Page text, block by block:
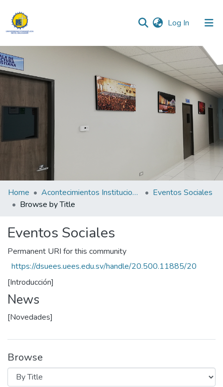
Log In (current)
Communities & Collections
All of DSpace
Home Acontecimientos Institucionales
Eventos Sociales
Browse by Title
Eventos Sociales
Permanent URI for this community
https://dsuees.uees.edu.sv/handle/20.500.11885/20
[Introducción]
News
[Novedades]
Browse